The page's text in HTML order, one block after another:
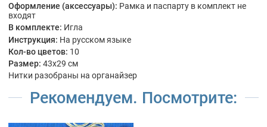
Оформление (аксессуары): Рамка и паспарту в комплект не
входят
В комплекте: Игла
Инструкция: На русском языке
Кол-во цветов: 10
Размер: 43x29 см
Нитки разобраны на органайзер
Рекомендуем. Посмотрите: